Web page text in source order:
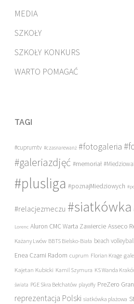
MEDIA
SZKOŁY
SZKOŁY KONKURS
WARTO POMAGAĆ
TAGI
#cuprumtv #czasnarewanż #fotogaleria
#galeriazdjęć #memoriał
#plusliga #poznajMiedziowych
#relacjezmeczu #siatkówka
Lorenc Aluron CMC Warta Zawiercie Asseco
Każany Lwów BBTS Bielsko-Biała beach
Enea Czarni Radom cuprum Florian Krage
Kajetan Kubicki Kamil Szymura KS Wanda
świata PGE Skra Bełchatów playoffy PreZero
reprezentacja Polski siatkówka plażowa